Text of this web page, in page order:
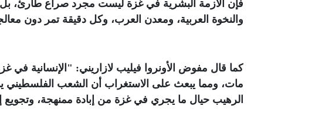
فإن الأزمة البشرية في غزة ليست مجرد صراع طارئ، بل
والنخوة العربية، ومعدن العرب، وكل دقيقة تمر دون
كما قال مفوض الأونروا فيليب لازاريني: "الإنسانية في
مات، ومما يبعث على الاستغراب أن الشعب الفلسطيني
الرهيب حيال ما يجري في غزة من إبادة ممنهجة، وتجويع